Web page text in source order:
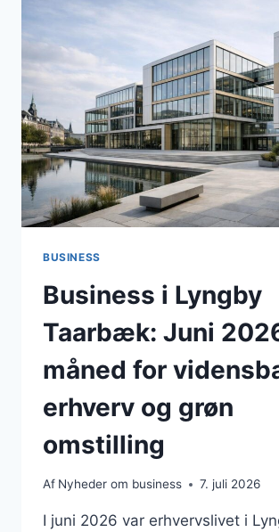
TÆT
KOMPETENCER
OG
DRIFT
BUSINESS
Business i Lyngby
Taarbæk: Juni
måned for
erhverv og grøn
omstilling
Af Nyheder om business 7. juli 2026
I juni 2026 var erhvervslivet i